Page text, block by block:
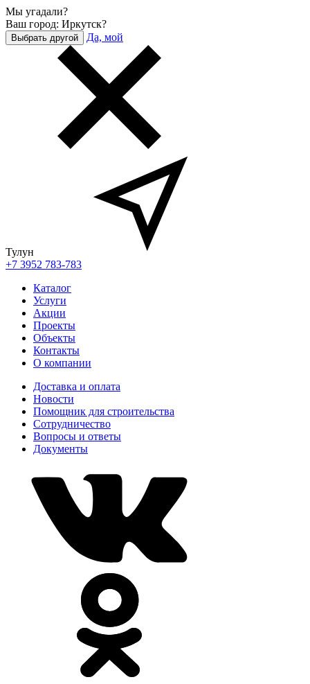
Мы угадали?
Ваш город: Иркутск?
Выбрать другой Да, мой
Тулун
+7 3952 783-783
Каталог
Услуги
Акции
Проекты
Объекты
Контакты
О компании
Доставка и оплата
Новости
Помощник для строительства
Сотрудничество
Вопросы и ответы
Документы